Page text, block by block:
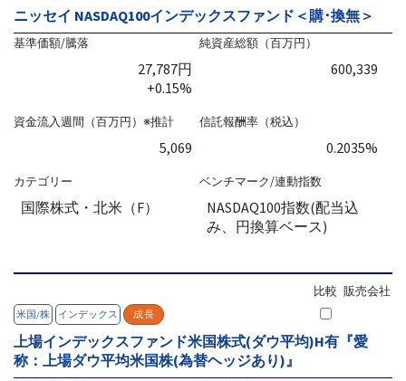
ニッセイ NASDAQ100インデックスファンド＜購･換無＞
基準価額/騰落
27,787円
+0.15%
純資産総額（百万円）
600,339
資金流入週間（百万円）※推計
5,069
信託報酬率（税込）
0.2035%
カテゴリー
国際株式・北米（F）
ベンチマーク/連動指数
NASDAQ100指数(配当込
み、円換算ベース)
米国/株 インデックス 成長
比較 販売会社
上場インデックスファンド米国株式(ダウ平均)H有『愛
称：上場ダウ平均米国株(為替ヘッジあり)』